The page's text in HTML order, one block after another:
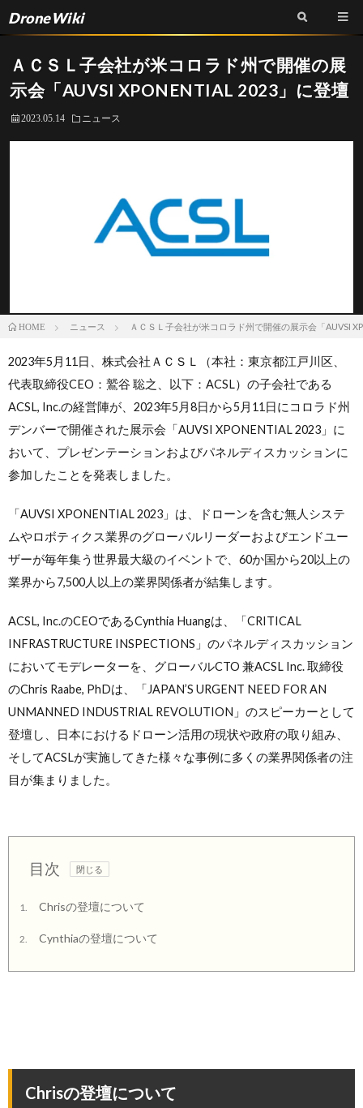
DroneWiki
ＡＣＳＬ子会社が米コロラド州で開催の展
示会「AUVSI XPONENTIAL 2023」に登壇
2023.05.14 ニュース
HOME ニュース ＡＣＳＬ子会社が米コロラド州で開催の展示会「AUVSI
2023年5月11日、株式会社ＡＣＳＬ（本社：東京都江戸川区、
代表取締役CEO：鷲谷 聡之、以下：ACSL）の子会社である
ACSL, Inc.の経営陣が、2023年5月8日から5月11日にコロラド州
デンバーで開催された展示会「AUVSI XPONENTIAL 2023」に
おいて、プレゼンテーションおよびパネルディスカッションに
参加したことを発表しました。
「AUVSI XPONENTIAL 2023」は、ドローンを含む無人システ
ムやロボティクス業界のグローバルリーダーおよびエンドユー
ザーが毎年集う世界最大級のイベントで、60か国から20以上の
業界から7,500人以上の業界関係者が結集します。
ACSL, Inc.のCEOであるCynthia Huangは、「CRITICAL
INFRASTRUCTURE INSPECTIONS」のパネルディスカッション
においてモデレーターを、グローバルCTO 兼ACSL Inc. 取締役
のChris Raabe, PhDは、「JAPAN’S URGENT NEED FOR AN
UNMANNED INDUSTRIAL REVOLUTION」のスピーカーとして
登壇し、日本におけるドローン活用の現状や政府の取り組み、
そしてACSLが実施してきた様々な事例に多くの業界関係者の注
目が集まりました。
目次
1. Chrisの登壇について
2. Cynthiaの登壇について
Chrisの登壇について